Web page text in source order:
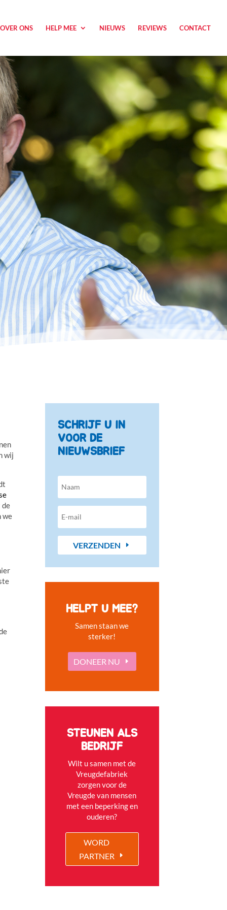
OVER ONS HELP MEE NIEUWS REVIEWS CONTACT
wij
de
we
SCHRIJF U IN
VOOR DE
NIEUWSBRIEF
VERZENDEN
HELPT U MEE?
Samen staan we
sterker!
DONEER NU
STEUNEN ALS
BEDRIJF
Wilt u samen met de
Vreugdefabriek
zorgen voor de
Vreugde van mensen
met een beperking en
ouderen?
WORD
PARTNER